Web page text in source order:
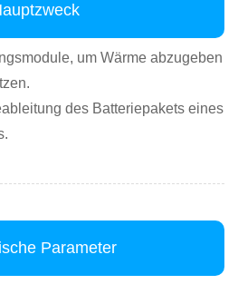
um Wärme abzugeben
des Batteriepakets eines
Parameter